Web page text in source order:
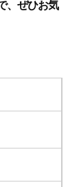
、ぜひお気